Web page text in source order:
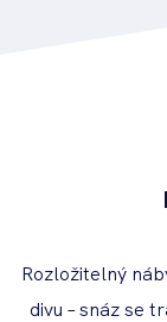
Rozložitelný
divu – snáz se